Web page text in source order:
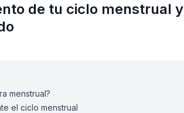
de tu ciclo menstrual y
menstrual?
el ciclo menstrual